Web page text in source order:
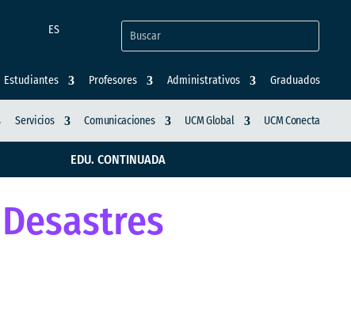
ES
Estudiantes Profesores Administrativos Graduados
Servicios Comunicaciones UCM Global UCM Conecta
EDU. CONTINUADA